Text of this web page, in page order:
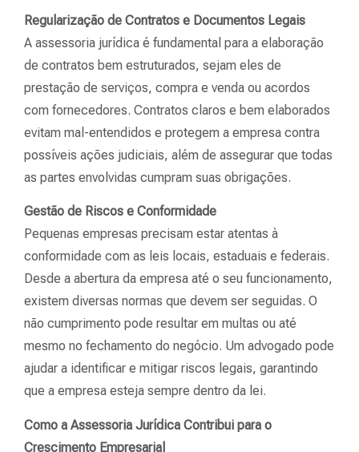
Regularização de Contratos e Documentos Legais
A assessoria jurídica é fundamental para a elaboração
de contratos bem estruturados, sejam eles de
prestação de serviços, compra e venda ou acordos
com fornecedores. Contratos claros e bem elaborados
evitam mal-entendidos e protegem a empresa contra
possíveis ações judiciais, além de assegurar que todas
as partes envolvidas cumpram suas obrigações.
Gestão de Riscos e Conformidade
Pequenas empresas precisam estar atentas à
conformidade com as leis locais, estaduais e federais.
Desde a abertura da empresa até o seu funcionamento,
existem diversas normas que devem ser seguidas. O
não cumprimento pode resultar em multas ou até
mesmo no fechamento do negócio. Um advogado pode
ajudar a identificar e mitigar riscos legais, garantindo
que a empresa esteja sempre dentro da lei.
Como a Assessoria Jurídica Contribui para o
Crescimento Empresarial